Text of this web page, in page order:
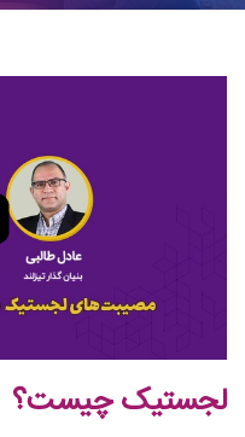
لجستیک چیست؟